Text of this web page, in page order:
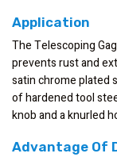
Application
The Telescoping
prevents rust and
satin chrome plated
of hardened tool
knob and a knurled
Advantage Of